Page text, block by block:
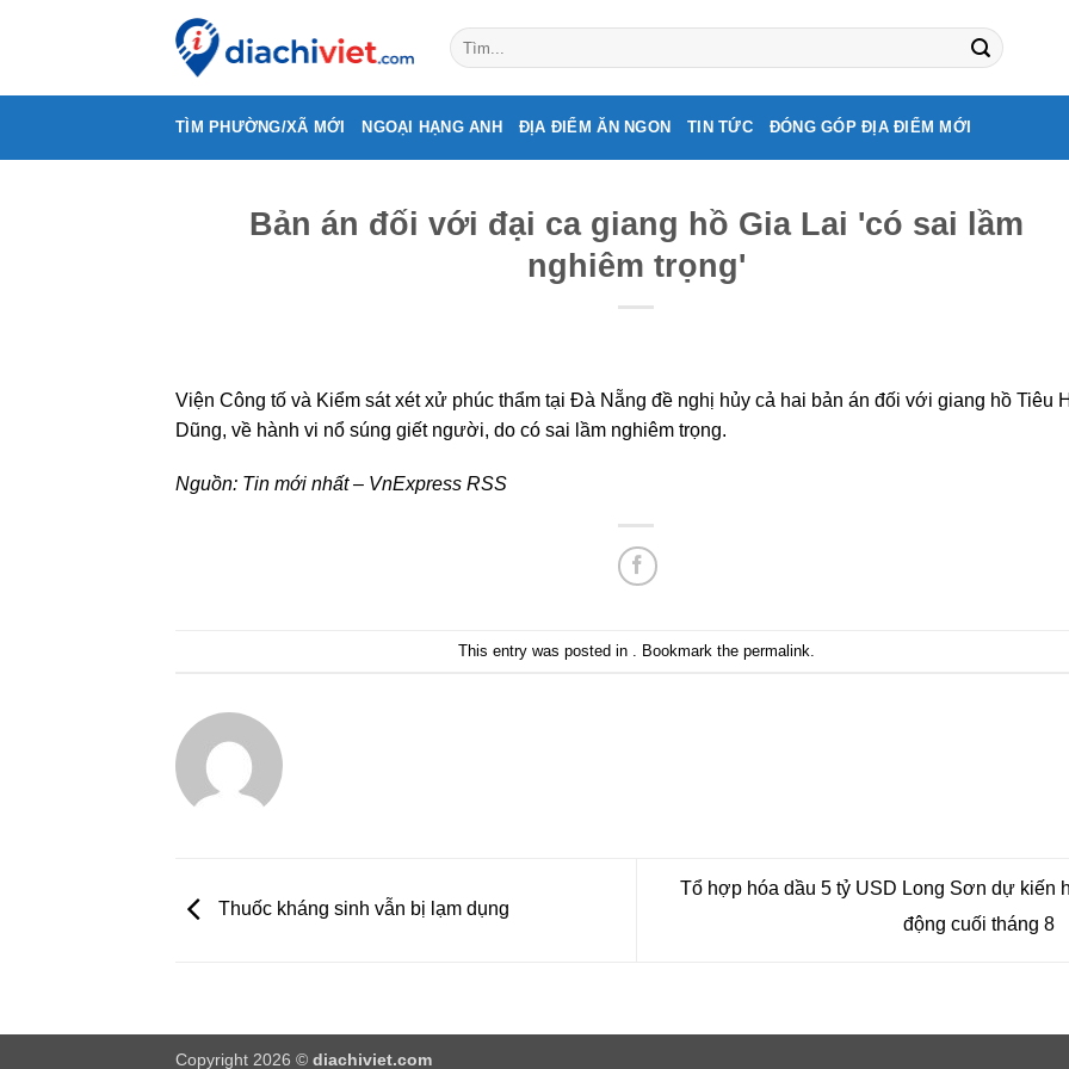
TÌM PHƯỜNG/XÃ MỚI NGOẠI HẠNG ANH ĐỊA ĐIỂM ĂN NGON TIN TỨC ĐÓNG GÓP ĐỊA ĐIỂM MỚI
Bản án đối với đại ca giang hồ Gia Lai 'có sai lầm
nghiêm trọng'
Viện Công tố và Kiểm sát xét xử phúc thẩm tại Đà Nẵng đề nghị hủy cả hai bản án đối với giang hồ Tiêu
Dũng, về hành vi nổ súng giết người, do có sai lầm nghiêm trọng.
Nguồn: Tin mới nhất – VnExpress RSS
This entry was posted in . Bookmark the permalink
Thuốc kháng sinh vẫn bị lạm dụng
Tổ hợp hóa dầu 5 tỷ USD Long Sơn dự kiến
động cuối tháng 8
Copyright 2026 © diachiviet.com